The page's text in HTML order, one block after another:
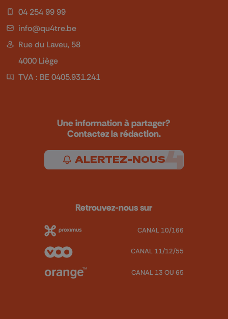
04 254 99 99
info@qu4tre.be
Rue du Laveu, 58
4000 Liège
TVA : BE 0405.931.241
Une information à partager?
Contactez la rédaction.
ALERTEZ-NOUS
Retrouvez-nous sur
CANAL 10/166
CANAL 11/12/55
CANAL 13 OU 65